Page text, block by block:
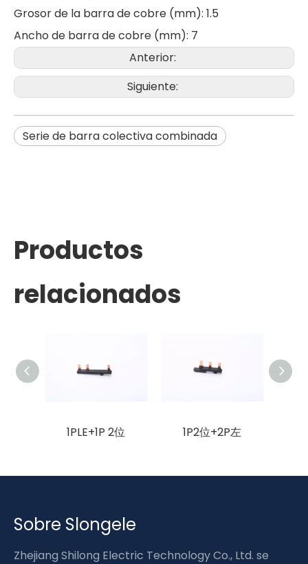
Grosor de la barra de cobre (mm): 1.5
Ancho de barra de cobre (mm): 7
Anterior:
Siguiente:
Serie de barra colectiva combinada
Productos
relacionados
1PLE+1P 2位 1P2位+2P左
Sobre Slongele
Zhejiang Shilong Electric Technology Co., Ltd. se